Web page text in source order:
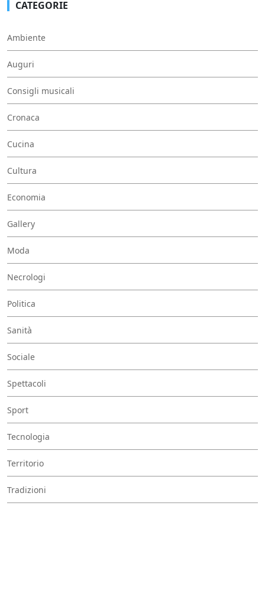
CATEGORIE
Ambiente
Auguri
Consigli musicali
Cronaca
Cucina
Cultura
Economia
Gallery
Moda
Necrologi
Politica
Sanità
Sociale
Spettacoli
Sport
Tecnologia
Territorio
Tradizioni